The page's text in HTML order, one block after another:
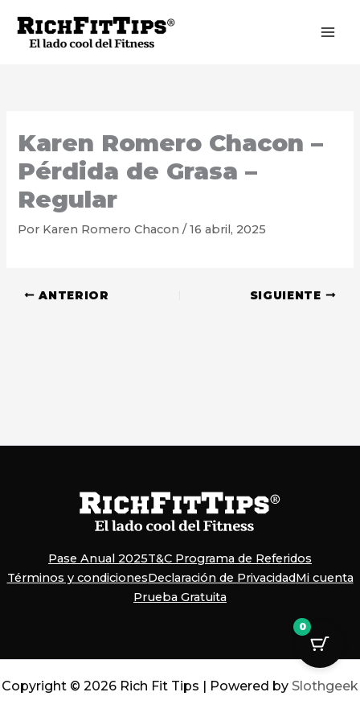
contenido
Karen Romero Chacon –
Pérdida de Grasa –
Regular
Por Karen Romero Chacon/16 abril, 2025
ANTERIOR SIGUIENTE
Pase Anual 2025T&C Programa de Referidos
Términos y condicionesDeclaración de PrivacidadMi cuenta
Prueba Gratuita
Copyright © 2026 Rich Fit Tips | Powered by Slothgeek
0